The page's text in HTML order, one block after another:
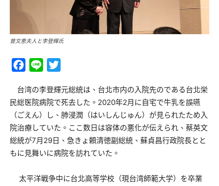
曾文恵夫人と李登輝氏
Facebook
Line
台湾の李登輝元総統は、台北市内の入院先のである台北栄
民総医院病院で死去した。2020年2月に自宅で牛乳を誤嚥
（ごえん）し、肺浸潤（はいしんじゅん）が見られたため入
院治療していた。ここ数日は容体の悪化が伝えられ、蔡英文
総統が7月29日、急きょ頼清徳副総統、蘇貞昌行政院長とと
もに見舞いに病院を訪れていた。
太平洋戦争中に台北高等学校（現台湾師範大学）を卒業